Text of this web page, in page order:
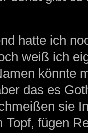
hatte ich
weiß ich
könnte
das es
sie
Topf, fügen